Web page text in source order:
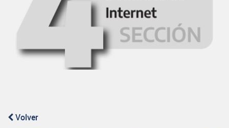
Volver